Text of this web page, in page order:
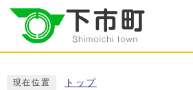
現在位置 トップ